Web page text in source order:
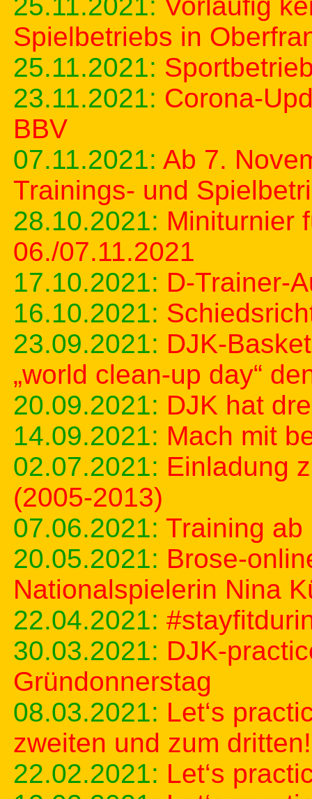
Spielbetriebs in
25.11.2021:
23.11.2021: Corona-
BBV
07.11.2021: Ab 7.
Trainings- und
28.10.2021: Miniturnier
06./07.11.2021
17.10.2021: D-Trainer-
16.10.2021:
23.09.2021: DJK-
„world clean-up day“
20.09.2021: DJK hat
14.09.2021: Mach mit
02.07.2021: Einladung
(2005-2013)
07.06.2021: Training
20.05.2021: Brose-
Nationalspielerin Nina
22.04.2021:
30.03.2021: DJK-
Gründonnerstag
08.03.2021: Let‘s
zweiten und zum dritten!
22.02.2021: Let‘s